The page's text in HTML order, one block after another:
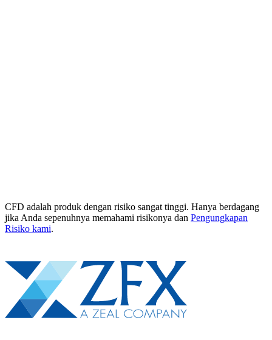
CFD adalah produk dengan risiko sangat tinggi. Hanya berdagang
jika Anda sepenuhnya memahami risikonya dan Pengungkapan
Risiko kami.